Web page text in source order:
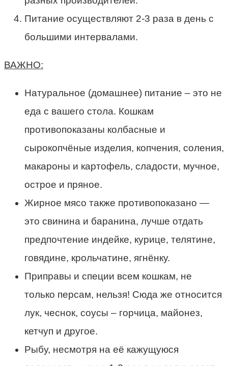
Питание осуществляют 2-3 раза в день с
большими интервалами.
ВАЖНО:
Натуральное (домашнее) питание – это не
еда с вашего стола. Кошкам
противопоказаны колбасные и
сырокопчёные изделия, копчения, соления,
макароны и картофель, сладости, мучное,
острое и пряное.
Жирное мясо также противопоказано —
это свинина и баранина, лучше отдать
предпочтение индейке, курице, телятине,
говядине, крольчатине, ягнёнку.
Приправы и специи всем кошкам, не
только персам, нельзя! Сюда же относится
лук, чеснок, соусы – горчица, майонез,
кетчуп и другое.
Рыбу, несмотря на её кажущуюся